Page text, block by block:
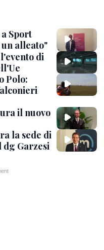
Sport
alleato"
di
Polo:
il nuovo
la sede di
dg Garzesi